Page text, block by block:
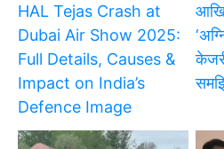
HAL Tejas Crash at
Dubai Air Show 2025:
Full Details, Causes &
Impact on India’s
Defence Image